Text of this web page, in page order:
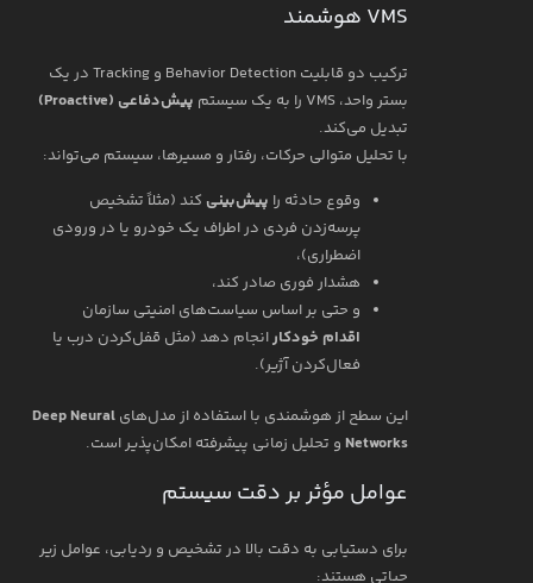
VMS هوشمند
ترکیب دو قابلیت Behavior Detection و Tracking در یک
بستر واحد، VMS را به یک سیستم
پیش‌دفاعی (Proactive)
تبدیل می‌کند.
با تحلیل متوالی حرکات، رفتار و مسیرها، سیستم می‌تواند:
وقوع حادثه را پیش‌بینی کند (مثلاً تشخیص
پرسه‌زدن فردی در اطراف یک خودرو یا در ورودی
اضطراری)،
هشدار فوری صادر کند،
و حتی بر اساس سیاست‌های امنیتی سازمان
اقدام خودکارانجام دهد (مثل قفل‌کردن درب یا
فعال‌کردن آژیر).
این سطح از هوشمندی با استفاده از مدل‌های Deep Neural
Networks و تحلیل زمانی پیشرفته امکان‌پذیر است.
عوامل مؤثر بر دقت سیستم
برای دستیابی به دقت بالا در تشخیص و ردیابی، عوامل زیر
حیاتی هستند: